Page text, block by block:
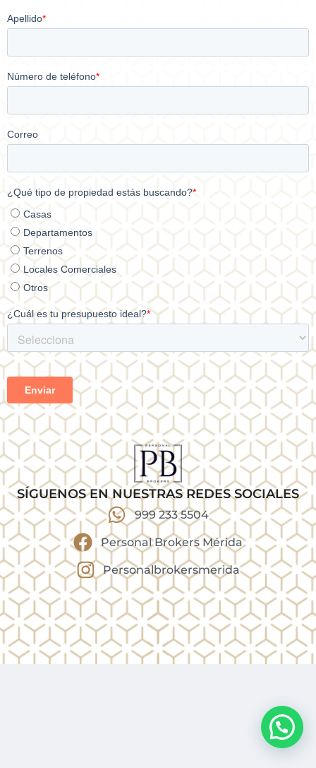
SÍGUENOS EN NUESTRAS REDES SOCIALES
999 233 5504
Personal Brokers Mérida
Personalbrokersmerida